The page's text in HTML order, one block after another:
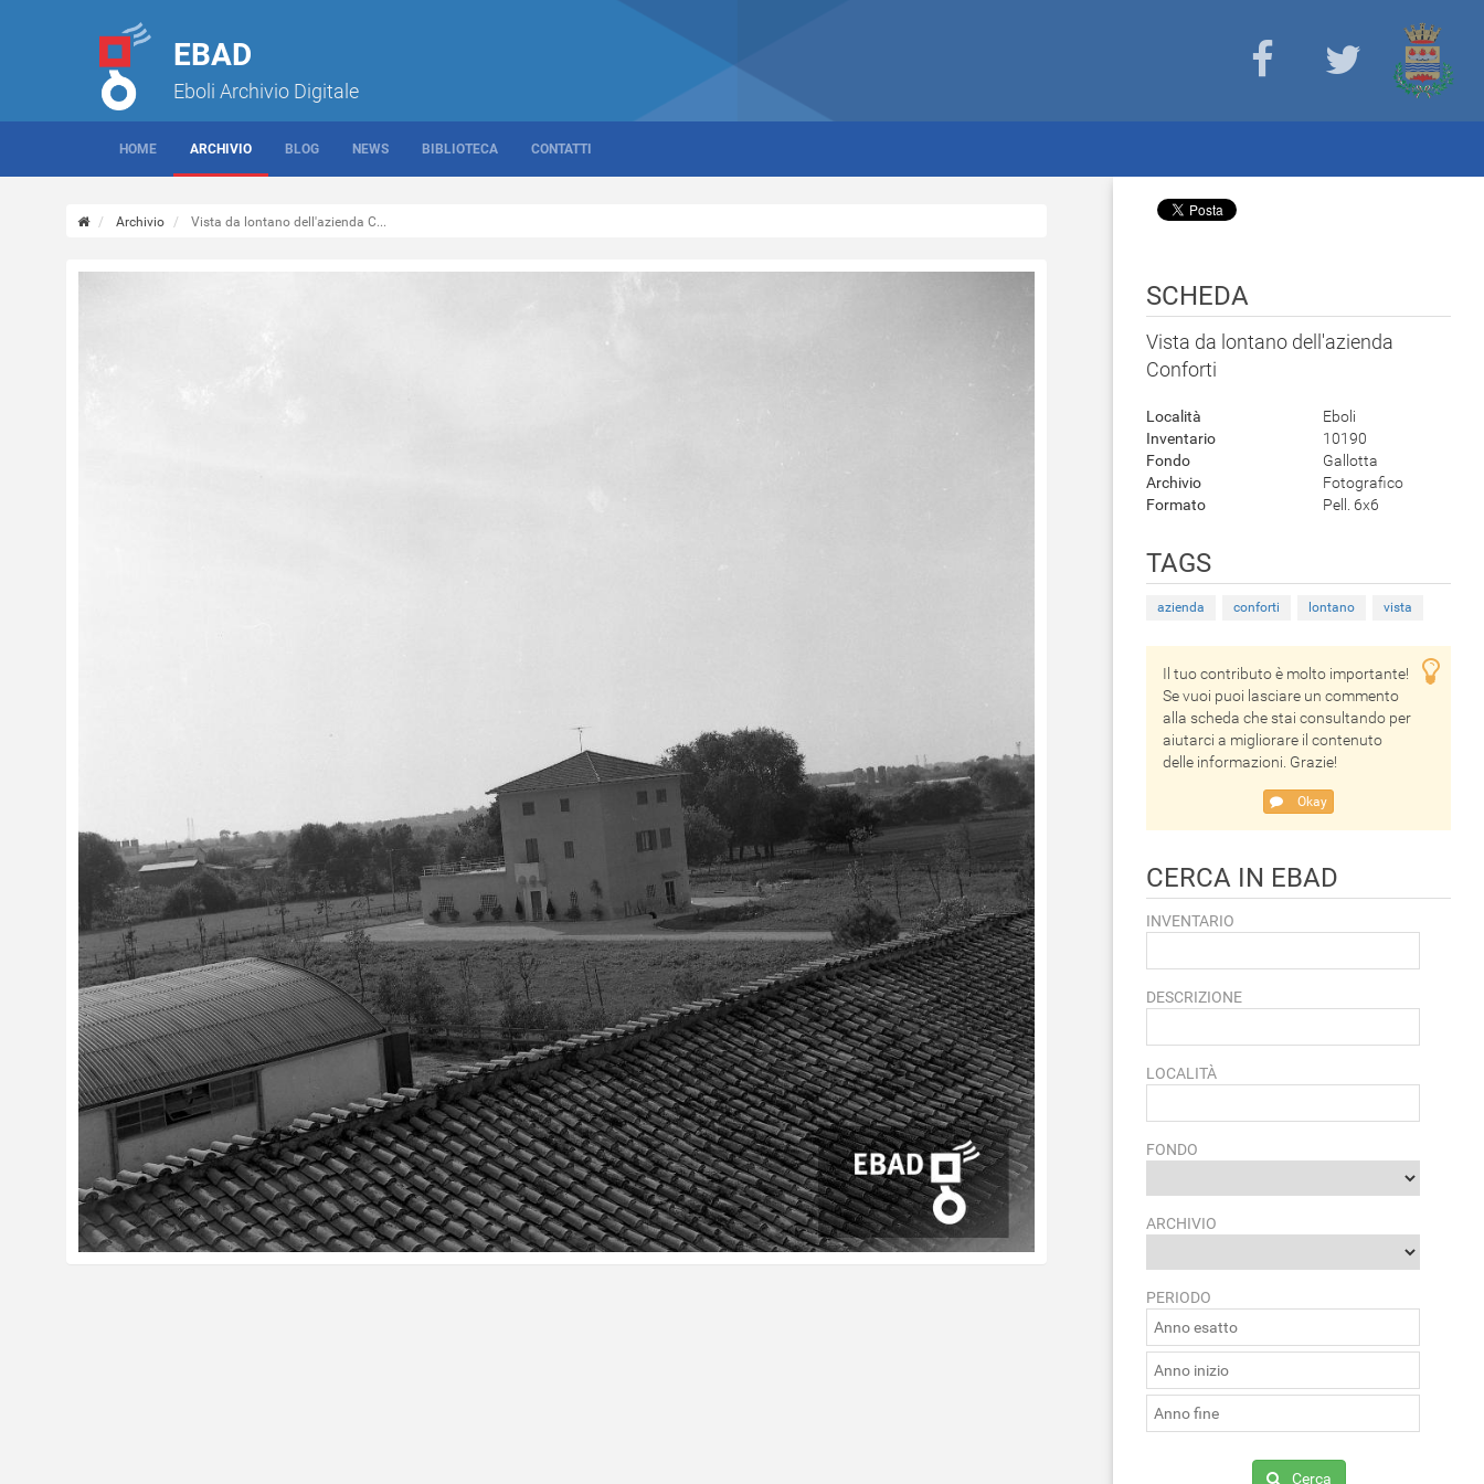
EBAD
Eboli Archivio Digitale
HOME ARCHIVIO BLOG NEWS BIBLIOTECA CONTATTI
Archivio Vista da lontano dell'azienda C...
SCHEDA
Vista da lontano dell'azienda
Conforti
Località
Eboli
Inventario
10190
Fondo
Gallotta
Archivio
Fotografico
Formato
Pell. 6x6
TAGS
azienda conforti lontano vista
Il tuo contributo è molto importante!
Se vuoi puoi lasciare un commento
alla scheda che stai consultando per
aiutarci a migliorare il contenuto
delle informazioni. Grazie!
Okay
CERCA IN EBAD
INVENTARIO
DESCRIZIONE
LOCALITÀ
FONDO
ARCHIVIO
PERIODO
Cerca